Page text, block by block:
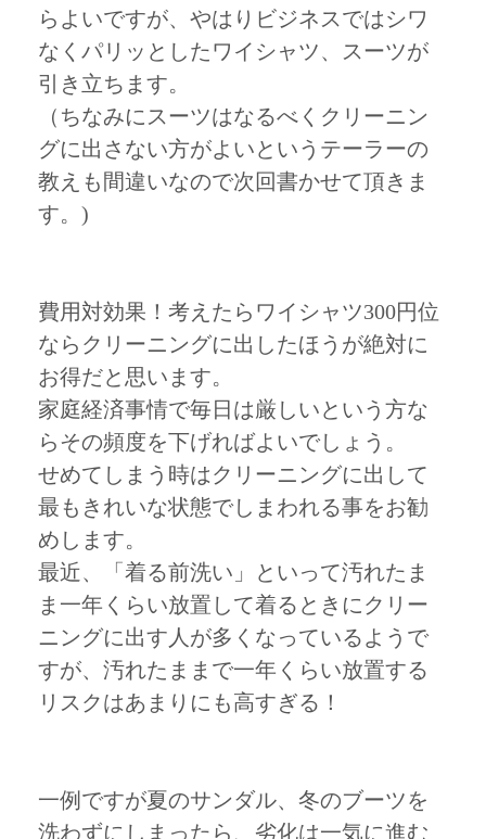
らよいですが、やはりビジネスではシワ
なくパリッとしたワイシャツ、スーツが
引き立ちます。
（ちなみにスーツはなるべくクリーニン
グに出さない方がよいというテーラーの
教えも間違いなので次回書かせて頂きま
す。)
費用対効果！考えたらワイシャツ300円位
ならクリーニングに出したほうが絶対に
お得だと思います。
家庭経済事情で毎日は厳しいという方な
らその頻度を下げればよいでしょう。
せめてしまう時はクリーニングに出して
最もきれいな状態でしまわれる事をお勧
めします。
最近、「着る前洗い」といって汚れたま
ま一年くらい放置して着るときにクリー
ニングに出す人が多くなっているようで
すが、汚れたままで一年くらい放置する
リスクはあまりにも高すぎる！
一例ですが夏のサンダル、冬のブーツを
洗わずにしまったら、劣化は一気に進む